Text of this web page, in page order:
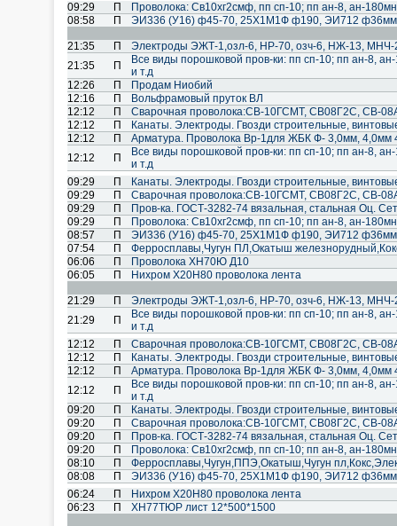
09:29
П
Проволока: Св10хг2смф, пп сп-10; пп ан-8, ан-
08:58
П ЭИ336 (У16) ф45-70, 25Х1М1Ф ф190, ЭИ712
21:35 П
Электроды ЭЖТ-1,озл-6, НР-70, озч-6, НЖ-13, МНЧ-
21:35
П
Все виды порошковой пров-ки: пп сп-10; пп ан-8,
и т.д
12:26
П
Продам Ниобий
12:16
П
Вольфрамовый пруток ВЛ
12:12
П
Cварочная проволока:СВ-10ГСМТ, СВ08Г2С, СВ-
12:12
П
Канаты. Электроды. Гвозди строительные,
12:12
П
Арматура. Проволока Вр-1для ЖБК Ф- 3,0мм, 4,0мм
12:12
П
Все виды порошковой пров-ки: пп сп-10; пп ан-8,
и т.д
09:29
П
Канаты. Электроды. Гвозди строительные,
09:29
П
Cварочная проволока:СВ-10ГСМТ, СВ08Г2С, СВ-
09:29
П
Пров-ка. ГОСТ-3282-74 вязальная, стальная Оц.
09:29
П
Проволока: Св10хг2смф, пп сп-10; пп ан-8, ан-
08:57
П
ЭИ336 (У16) ф45-70, 25Х1М1Ф ф190, ЭИ712
07:54
П
Ферросплавы,Чугун ПЛ,Окатыш
06:06
П
Проволока ХН70Ю Д10
06:05
П Нихром Х20Н80 проволока лента
21:29 П
Электроды ЭЖТ-1,озл-6, НР-70, озч-6, НЖ-13, МНЧ-
21:29
П
Все виды порошковой пров-ки: пп сп-10; пп ан-8,
и т.д
12:12
П
Cварочная проволока:СВ-10ГСМТ, СВ08Г2С, СВ-
12:12
П
Канаты. Электроды. Гвозди строительные,
12:12
П
Арматура. Проволока Вр-1для ЖБК Ф- 3,0мм, 4,0мм
12:12
П
Все виды порошковой пров-ки: пп сп-10; пп ан-8,
и т.д
09:20
П
Канаты. Электроды. Гвозди строительные,
09:20
П
Cварочная проволока:СВ-10ГСМТ, СВ08Г2С, СВ-
09:20
П
Пров-ка. ГОСТ-3282-74 вязальная, стальная Оц.
09:20
П
Проволока: Св10хг2смф, пп сп-10; пп ан-8, ан-
08:10
П
Ферросплавы,Чугун,ППЭ,Окатыш,Чугун
08:08
П
ЭИ336 (У16) ф45-70, 25Х1М1Ф ф190, ЭИ712
06:24
П
Нихром Х20Н80 проволока лента
06:23
П ХН77ТЮР лист 12*500*1500